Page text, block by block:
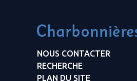
NOUS CONTACTER
RECHERCHE
PLAN DU SITE